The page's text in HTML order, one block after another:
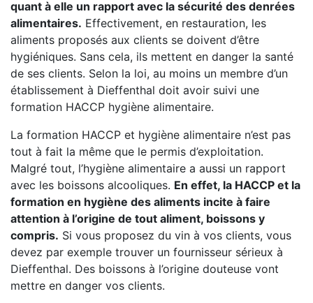
quant à elle un rapport avec la sécurité des denrées
alimentaires. Effectivement, en restauration, les
aliments proposés aux clients se doivent d’être
hygiéniques. Sans cela, ils mettent en danger la santé
de ses clients. Selon la loi, au moins un membre d’un
établissement à Dieffenthal doit avoir suivi une
formation HACCP hygiène alimentaire.
La formation HACCP et hygiène alimentaire n’est pas
tout à fait la même que le permis d’exploitation.
Malgré tout, l’hygiène alimentaire a aussi un rapport
avec les boissons alcooliques. En effet, la HACCP et la
formation en hygiène des aliments incite à faire
attention à l’origine de tout aliment, boissons y
compris. Si vous proposez du vin à vos clients, vous
devez par exemple trouver un fournisseur sérieux à
Dieffenthal. Des boissons à l’origine douteuse vont
mettre en danger vos clients.